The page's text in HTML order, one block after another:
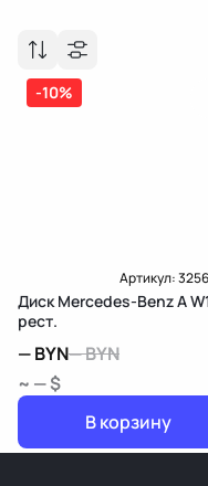
-10%
Артикул:
Диск Mercedes-Benz A
рест.
—BYN—BYN
~ — $
В корзину